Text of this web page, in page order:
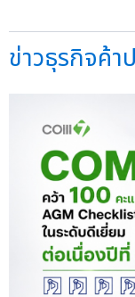
ข่าวธุรกิจค้